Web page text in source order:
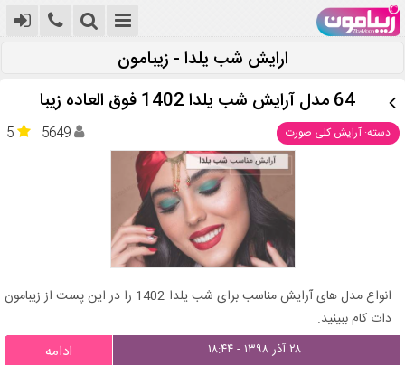
ارایش شب یلدا - زیبامون
64 مدل آرایش شب یلدا 1402 فوق العاده زیبا
دسته: آرایش کلی صورت 5 5649
انواع مدل های آرایش مناسب برای شب یلدا 1402 را در این پست از زیبامون
دات کام ببینید.
۲۸ آذر ۱۳۹۸ - ۱۸:۴۴ ادامه